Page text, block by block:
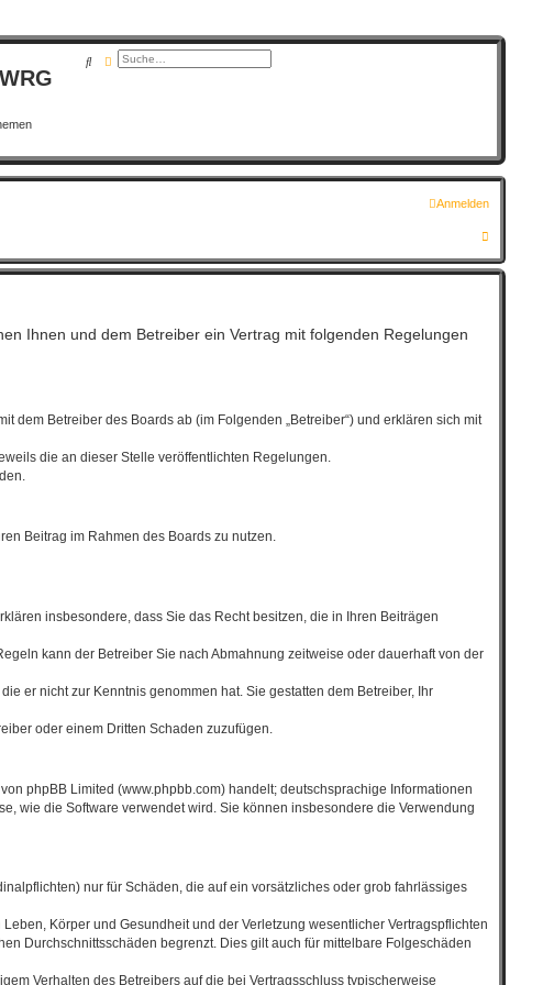
SucheErweiterte Suche
Anmelden
u
Ihnen und dem Betreiber ein Vertrag mit folgenden Regelungen
dem Betreiber des Boards ab (im Folgenden „Betreiber“) und erklären sich mit
die an dieser Stelle veröffentlichten Regelungen.
Beitrag im Rahmen des Boards zu nutzen.
insbesondere, dass Sie das Recht besitzen, die in Ihren Beiträgen
kann der Betreiber Sie nach Abmahnung zeitweise oder dauerhaft von der
er nicht zur Kenntnis genommen hat. Sie gestatten dem Betreiber, Ihr
oder einem Dritten Schaden zuzufügen.
phpBB Limited (www.phpbb.com) handelt; deutschsprachige Informationen
wie die Software verwendet wird. Sie können insbesondere die Verwendung
nur für Schäden, die auf ein vorsätzliches oder grob fahrlässiges
Körper und Gesundheit und der Verletzung wesentlicher Vertragspflichten
Durchschnittsschäden begrenzt. Dies gilt auch für mittelbare Folgeschäden
Verhalten des Betreibers auf die bei Vertragsschluss typischerweise